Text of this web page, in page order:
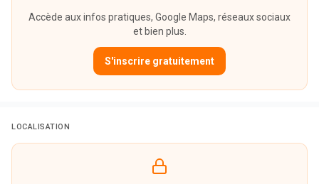
Accède aux infos pratiques, Google Maps, réseaux sociaux
et bien plus.
S'inscrire gratuitement
LOCALISATION